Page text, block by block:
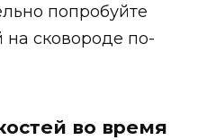
попробуйте
сковороде по-
во время